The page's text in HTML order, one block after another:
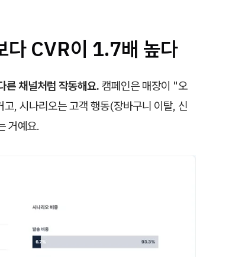
다 CVR이 1.7배 높다
른 채널처럼 작동해요. 캠페인은 매장이 "오
, 시나리오는 고객 행동(장바구니 이탈, 신
거예요.